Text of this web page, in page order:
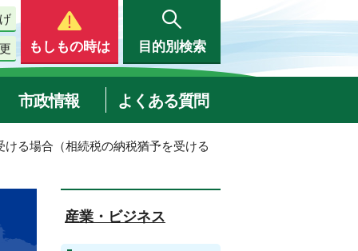
もしもの時は 目的別検索
市政情報 よくある質問
る場合（相続税の納税猶予を受ける
産業・ビジネス